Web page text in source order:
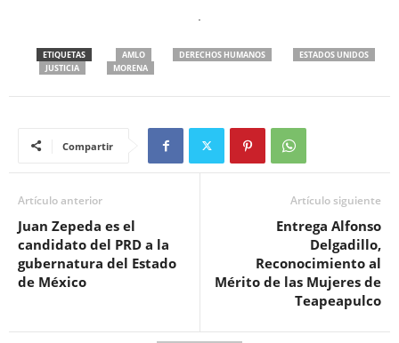
ETIQUETAS AMLO DERECHOS HUMANOS
ESTADOS UNIDOS
JUSTICIA
MORENA
Compartir
Artículo anterior
Juan Zepeda es el
candidato del PRD a la
gubernatura del Estado
de México
Artículo siguiente
Entrega Alfonso
Delgadillo,
Reconocimiento al
Mérito de las Mujeres de
Teapeapulco